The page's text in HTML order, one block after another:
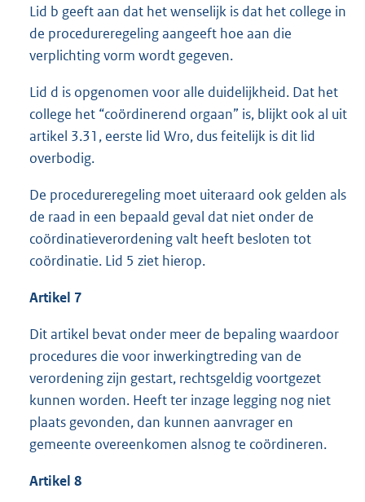
Lid b geeft aan dat het wenselijk is dat het college in
de procedureregeling aangeeft hoe aan die
verplichting vorm wordt gegeven.
Lid d is opgenomen voor alle duidelijkheid. Dat het
college het “coördinerend orgaan” is, blijkt ook al uit
artikel 3.31, eerste lid Wro, dus feitelijk is dit lid
overbodig.
De procedureregeling moet uiteraard ook gelden als
de raad in een bepaald geval dat niet onder de
coördinatieverordening valt heeft besloten tot
coördinatie. Lid 5 ziet hierop.
Artikel 7
Dit artikel bevat onder meer de bepaling waardoor
procedures die voor inwerkingtreding van de
verordening zijn gestart, rechtsgeldig voortgezet
kunnen worden. Heeft ter inzage legging nog niet
plaats gevonden, dan kunnen aanvrager en
gemeente overeenkomen alsnog te coördineren.
Artikel 8